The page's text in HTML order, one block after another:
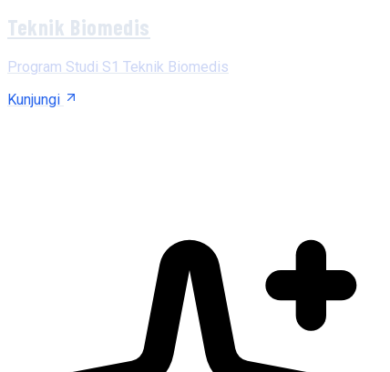
Teknik Biomedis
Program Studi S1 Teknik Biomedis
Kunjungi